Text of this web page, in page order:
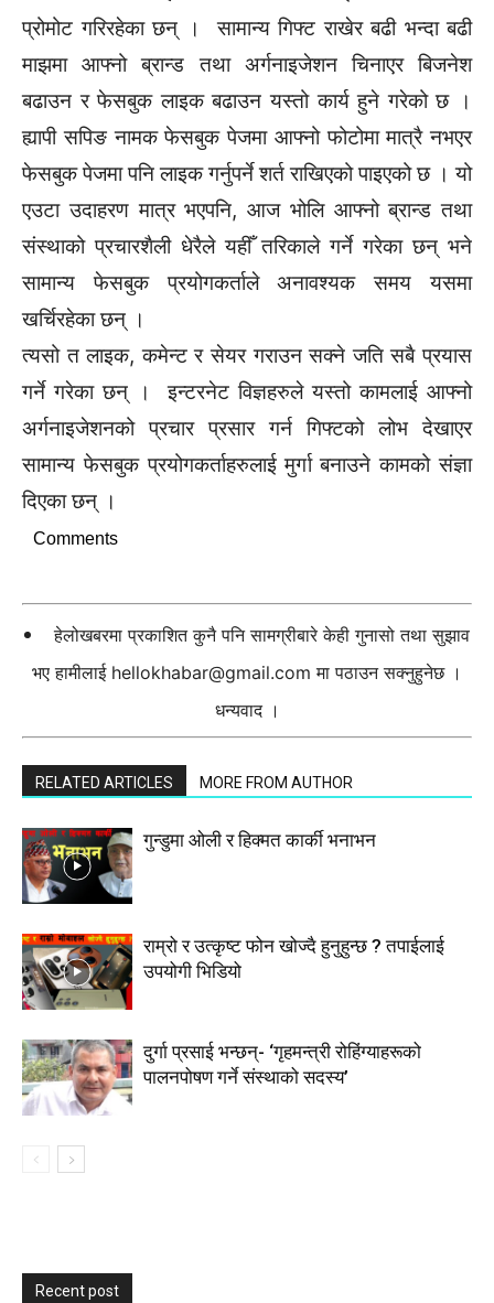
प्रोमोट गरिरहेका छन् । सामान्य गिफ्ट राखेर बढी भन्दा बढी
माझमा आफ्नो ब्रान्ड तथा अर्गनाइजेशन चिनाएर बिजनेश
बढाउन र फेसबुक लाइक बढाउन यस्तो कार्य हुने गरेको छ ।
ह्यापी सपिङ नामक फेसबुक पेजमा आफ्नो फोटोमा मात्रै नभएर
फेसबुक पेजमा पनि लाइक गर्नुपर्ने शर्त राखिएको पाइएको छ । यो
एउटा उदाहरण मात्र भएपनि, आज भोलि आफ्नो ब्रान्ड तथा
संस्थाको प्रचारशैली धेरैले यहीँ तरिकाले गर्ने गरेका छन् भने
सामान्य फेसबुक प्रयोगकर्ताले अनावश्यक समय यसमा
खर्चिरहेका छन् ।
त्यसो त लाइक, कमेन्ट र सेयर गराउन सक्ने जति सबै प्रयास
गर्ने गरेका छन् । इन्टरनेट विज्ञहरुले यस्तो कामलाई आफ्नो
अर्गनाइजेशनको प्रचार प्रसार गर्न गिफ्टको लोभ देखाएर
सामान्य फेसबुक प्रयोगकर्ताहरुलाई मुर्गा बनाउने कामको संज्ञा
दिएका छन् ।
Comments
हेलोखबरमा प्रकाशित कुनै पनि सामग्रीबारे केही गुनासो तथा सुझाव
भए हामीलाई hellokhabar@gmail.com मा पठाउन सक्नुहुनेछ ।
धन्यवाद ।
RELATED ARTICLES MORE FROM AUTHOR
गुन्डुमा ओली र हिक्मत कार्की भनाभन
राम्रो र उत्कृष्ट फोन खोज्दै हुनुहुन्छ ? तपाईलाई
उपयोगी भिडियो
दुर्गा प्रसाई भन्छन्- ‘गृहमन्त्री रोहिंग्याहरूको
पालनपोषण गर्ने संस्थाको सदस्य’
Recent post